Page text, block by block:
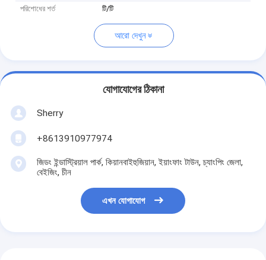
পরিশোধের শর্ত
টি/টি
আরো দেখুন
যোগাযোগের ঠিকানা
Sherry
+8613910977974
জিডং ইন্ডাস্ট্রিয়াল পার্ক, কিয়ানবাইহুজিয়ান, ইয়াংফাং টাউন, চ্যাংপিং জেলা,
বেইজিং, চীন
এখন যোগাযোগ